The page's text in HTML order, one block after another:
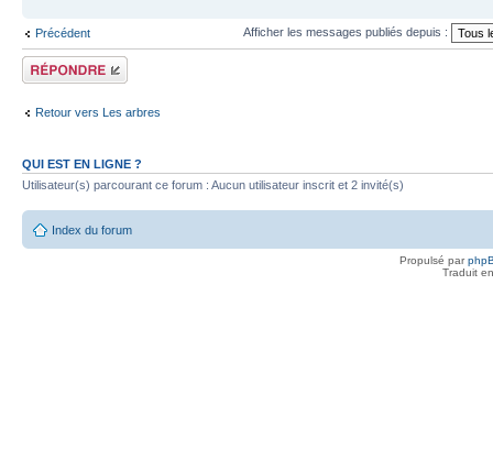
Précédent Afficher les messages publiés depuis :
Publier une
réponse
Retour vers Les arbres
QUI EST EN LIGNE ?
Utilisateur(s) parcourant ce forum : Aucun utilisateur inscrit et 2 invité(s)
Index du forum
Propulsé par
Traduit